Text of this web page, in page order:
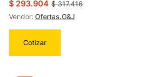
$ 293.904 $317.416
Vendor: Ofertas.G&J
Cotizar